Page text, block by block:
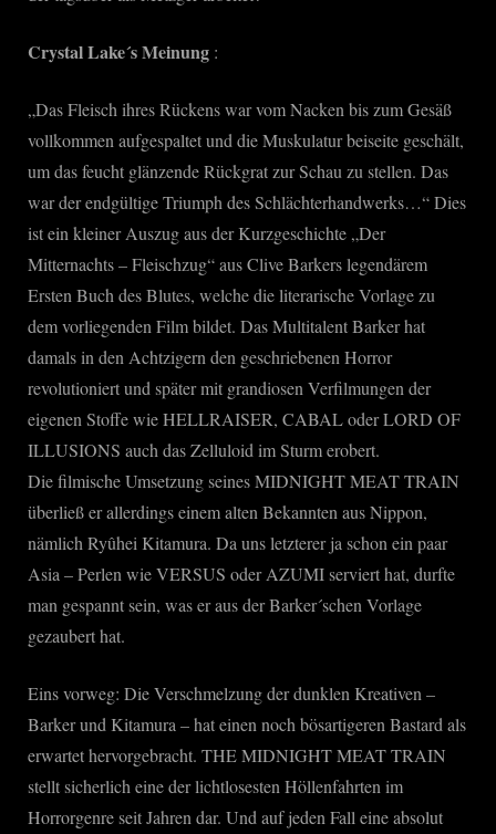
Crystal Lake´s Meinung :
„Das Fleisch ihres Rückens war vom Nacken bis zum Gesäß
vollkommen aufgespaltet und die Muskulatur beiseite geschält,
um das feucht glänzende Rückgrat zur Schau zu stellen. Das
war der endgültige Triumph des Schlächterhandwerks…“ Dies
ist ein kleiner Auszug aus der Kurzgeschichte „Der
Mitternachts – Fleischzug“ aus Clive Barkers legendärem
Ersten Buch des Blutes, welche die literarische Vorlage zu
dem vorliegenden Film bildet. Das Multitalent Barker hat
damals in den Achtzigern den geschriebenen Horror
revolutioniert und später mit grandiosen Verfilmungen der
eigenen Stoffe wie HELLRAISER, CABAL oder LORD OF
ILLUSIONS auch das Zelluloid im Sturm erobert.
Die filmische Umsetzung seines MIDNIGHT MEAT TRAIN
überließ er allerdings einem alten Bekannten aus Nippon,
nämlich Ryûhei Kitamura. Da uns letzterer ja schon ein paar
Asia – Perlen wie VERSUS oder AZUMI serviert hat, durfte
man gespannt sein, was er aus der Barker´schen Vorlage
gezaubert hat.
Eins vorweg: Die Verschmelzung der dunklen Kreativen –
Barker und Kitamura – hat einen noch bösartigeren Bastard als
erwartet hervorgebracht. THE MIDNIGHT MEAT TRAIN
stellt sicherlich eine der lichtlosesten Höllenfahrten im
Horrorgenre seit Jahren dar. Und auf jeden Fall eine absolut